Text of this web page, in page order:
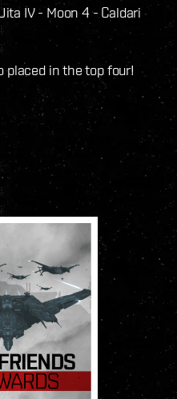
IV - Moon 4 - Caldari
placed in the top four!